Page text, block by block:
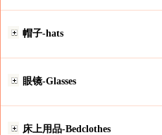
帽子-hats
眼镜-Glasses
床上用品-Bedclothes